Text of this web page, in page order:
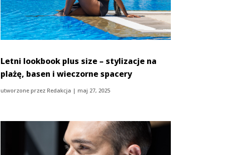
Letni lookbook plus size – stylizacje na
plażę, basen i wieczorne spacery
utworzone przez Redakcja | maj 27, 2025